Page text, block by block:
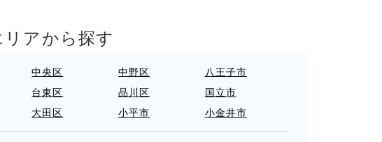
アから探す
中央区 中野区
八王子市
台東区 品川区
国立市
大田区 小平市
小金井市
新宿区 日野市
杉並区